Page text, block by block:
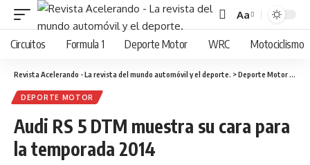
Cambiar
tamaño
fuente
Aa
Circuitos Formula 1 Deporte Motor WRC Motociclismo
Revista Acelerando - La revista del mundo automóvil y el deporte. >Deporte Motor
DEPORTE MOTOR
Audi RS 5 DTM muestra su cara para
la temporada 2014